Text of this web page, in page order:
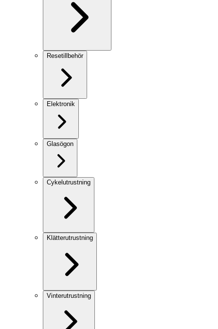
Resetillbehör
Elektronik
Glasögon
Cykelutrustning
Klätterutrustning
Vinterutrustning